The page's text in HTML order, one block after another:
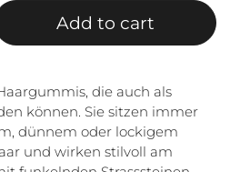
Add to cart
die auch als
können. Sie sitzen immer
dünnem oder lockigem
und wirken stilvoll am